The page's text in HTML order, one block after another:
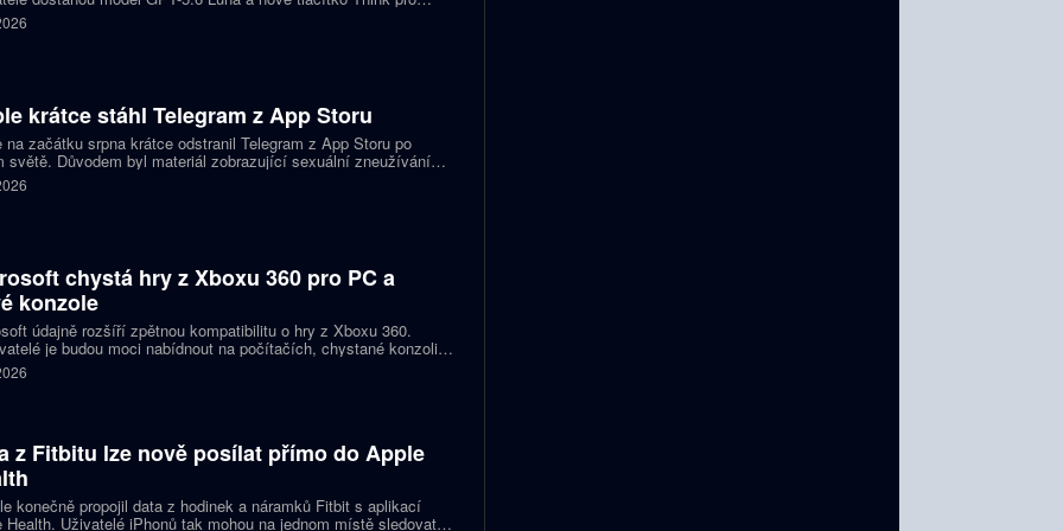
otázky. Předplatitelům Plus a Pro firma zpřístupňuje upravený
Sol spolu s posuvníkem, který nastaví intenzitu přemýšlení.
krátce stáhl Telegram z App Storu
na začátku srpna krátce odstranil Telegram z App Storu po
světě. Důvodem byl materiál zobrazující sexuální zneužívání
podle firmy sdílel jeden uživatel. Telegram účet rychle
a aplikace se ještě během stejného dne do obchodu vrátila.
chystá hry z Xboxu 360 pro PC a
konzole
údajně rozšíří zpětnou kompatibilitu o hry z Xboxu 360.
je budou moci nabídnout na počítačích, chystané konzoli
Helix i přenosných zařízeních. První tituly by mohly dorazit
let 2027 a 2028.
z Fitbitu lze nově posílat přímo do Apple
konečně propojil data z hodinek a náramků Fitbit s aplikací
Health. Uživatelé iPhonů tak mohou na jednom místě sledovat